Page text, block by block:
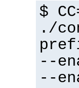
$
./
--
--